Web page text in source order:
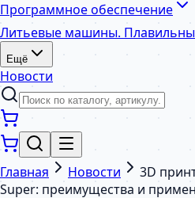
Программное обеспечение
Литьевые машины.
Ещё
Новости
Главная Новости
3D
Super: преимущества и